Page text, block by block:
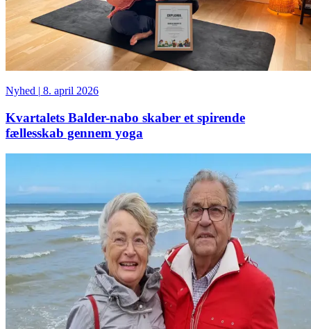
Nyhed | 8. april 2026
Kvartalets Balder-nabo skaber et spirende
fællesskab gennem yoga